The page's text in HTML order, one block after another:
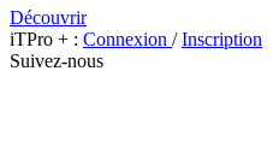
Découvrir
iTPro + : Connexion /Inscription
Suivez-nous